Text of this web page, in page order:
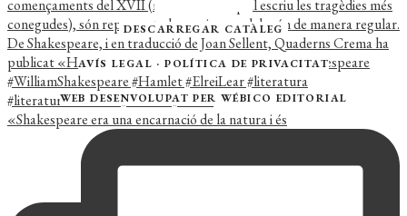
«Shakespeare era una encarnació de la natura i és
DESCARREGAR CATÀLEG
AVÍS LEGAL ·POLÍTICA DE PRIVACITAT
WEB DESENVOLUPAT PER WÉBICO EDITORIAL